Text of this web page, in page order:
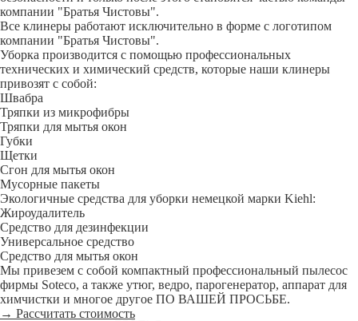
компании "Братья Чистовы".
Все клинеры работают исключительно в форме с логотипом
компании "Братья Чистовы".
Уборка производится с помощью профессиональных
технических и химический средств, которые наши клинеры
привозят с собой:
Швабра
Тряпки из микрофибры
Тряпки для мытья окон
Губки
Щетки
Сгон для мытья окон
Мусорные пакеты
Экологичные средства для уборки немецкой марки Kiehl:
Жироудалитель
Средство для дезинфекции
Универсальное средство
Средство для мытья окон
Мы привезем с собой компактный профессиональный пылесос
фирмы Soteco, а также утюг, ведро, парогенератор, аппарат для
химчистки и многое другое ПО ВАШЕЙ ПРОСЬБЕ.
→ Рассчитать стоимость